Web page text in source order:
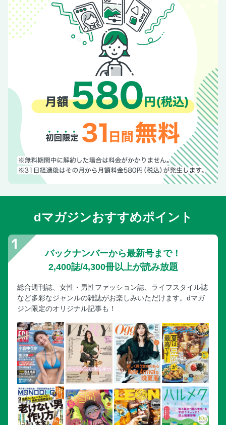
dマガジンおすすめポイント
バックナンバーから最新号まで！
2,400誌/4,300冊以上が読み放題
総合週刊誌、女性・男性ファッション誌、ライフスタイル誌
など多彩なジャンルの雑誌がお楽しみいただけます。dマガ
ジン限定のオリジナル記事も！